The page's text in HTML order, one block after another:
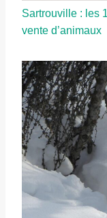
Sartrouville : les
vente d’animaux